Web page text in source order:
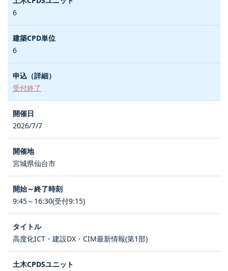
6
6
受付終了
2026/7/7
宮城県仙台市
9:45～16:30(受付9:15)
高度化ICT・建設DX・CIM最新情報(第1部)